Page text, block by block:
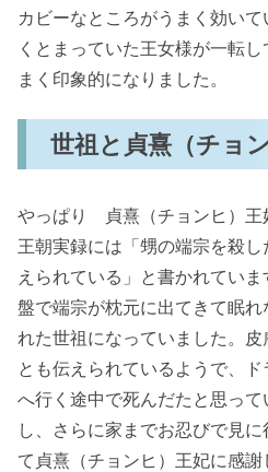
カビーなところがうまく効い
くとまっていた王女様が一転
まく印象的になりました。
世祖と貞熹（チョ
やっぱり 貞熹（チョンヒ）
王朝実録には「甥の端宗を殺
えられている」と書かれてい
盤で端宗が枕元に出てきて眠
れた世祖になっていました。
とも伝えられているようで、
へ行く途中で死んだたと思っ
し、さらに家までお忍びで見
て貞熹（チョンヒ）王妃に感